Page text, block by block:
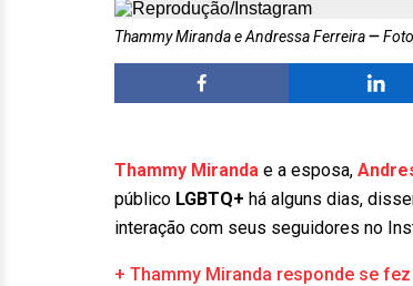
Thammy Miranda e Andressa Ferreira
Thammy Miranda e a esposa,
público LGBTQ+ há alguns dias,
interação com seus seguidores no
+ Thammy Miranda responde se